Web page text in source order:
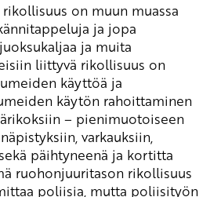
on muun muassa
ja jopa
ja muita
liittyvä rikollisuus on
käyttöä ja
käytön rahoittaminen
– pienimuotoiseen
varkauksiin,
päihtyneenä ja kortitta
ruohonjuuritason rikollisuus
poliisia, mutta poliisityön